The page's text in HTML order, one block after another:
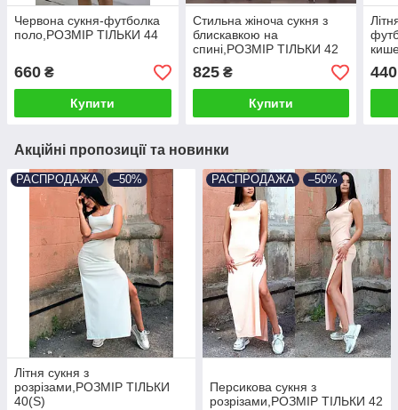
Червона сукня-футболка
поло,РОЗМІР ТІЛЬКИ 44
660 ₴
Купити
Стильна жіноча сукня з
блискавкою на
спині,РОЗМІР ТІЛЬКИ 42
825₴
Купити
440
Акційні пропозиції та новинки
РАСПРОДАЖА –50%
Літня сукня з
розрізами,РОЗМІР ТІЛЬКИ
40(S)
РАСПРОДАЖА –50%
Персикова сукня з
розрізами,РОЗМІР ТІЛЬКИ 42